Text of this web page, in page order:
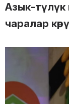
Азык-түлүк
чаралар